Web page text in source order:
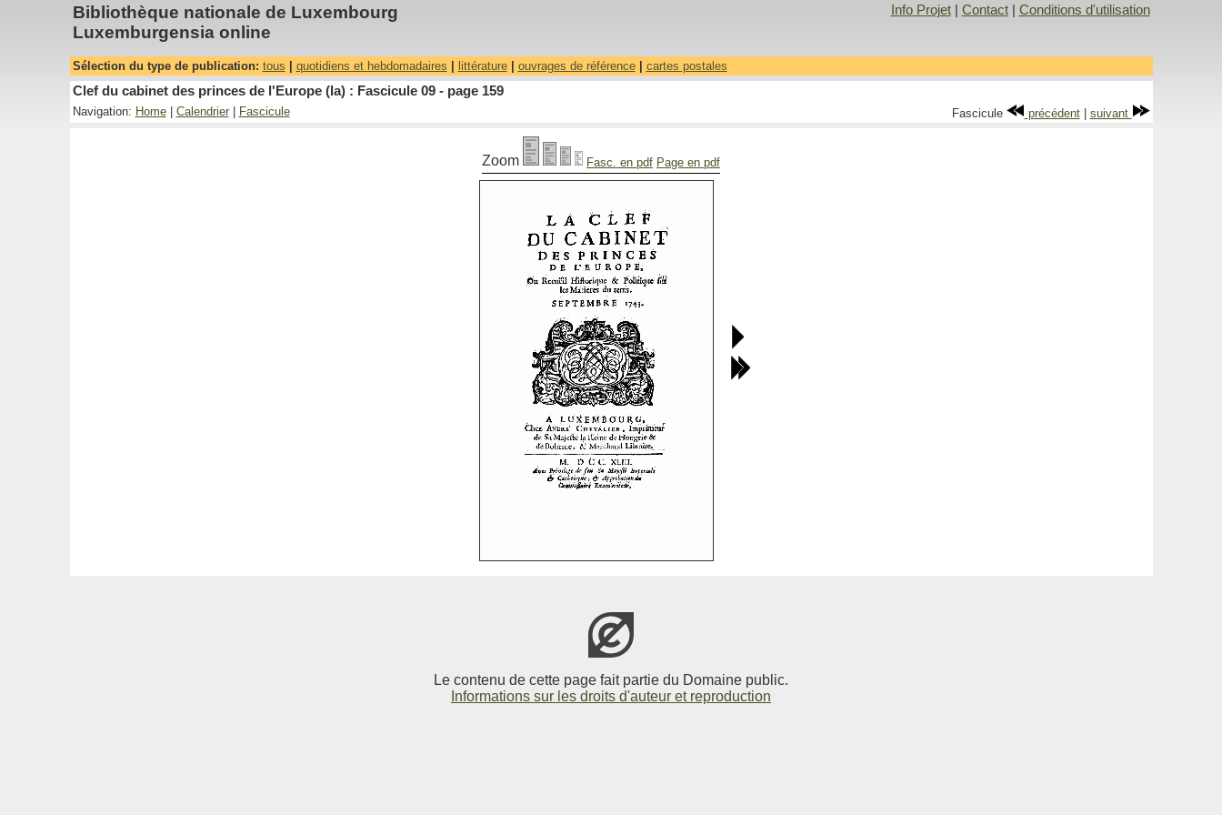
Bibliothèque nationale de Luxembourg
Luxemburgensia online
Info Projet| Contact| Conditions d'utilisation
Sélection du type de publication: tous quotidiens et hebdomadaires littérature| ouvrages de référence| cartes postales
Clef du cabinet des princes de l'Europe (la) : Fascicule 09 - page 159
Navigation: Home| Calendrier| Fascicule Fascicule précédent| suivant
Zoom Fasc. en pdf Page en pdf
Le contenu de cette page fait partie du Domaine public.
Informations sur les droits d'auteur et reproduction